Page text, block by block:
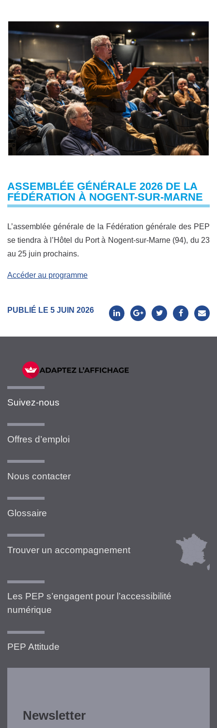
ASSEMBLÉE GÉNÉRALE 2026 DE LA
FÉDÉRATION À NOGENT-SUR-MARNE
L’assemblée générale de la Fédération générale des PEP
se tiendra à l’Hôtel du Port à Nogent-sur-Marne (94), du 23
au 25 juin prochains.
Accéder au programme
PUBLIÉ LE 5 JUIN 2026
Suivez-nous
Offres d’emploi
Nous contacter
Glossaire
Trouver un accompagnement
Les PEP s’engagent pour l’accessibilité
numérique
PEP Attitude
Newsletter